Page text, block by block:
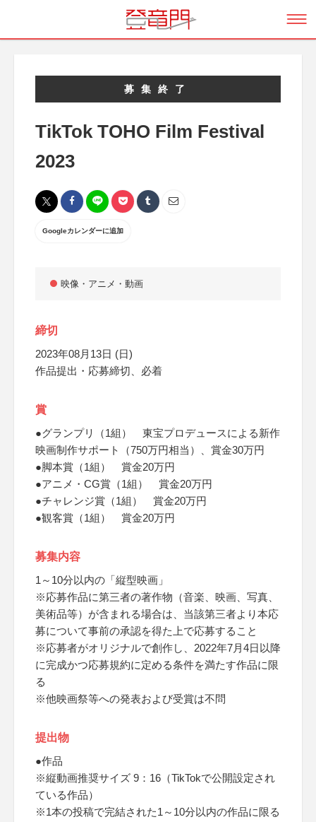
募集終了
TikTok TOHO Film Festival
2023
Googleカレンダーに追加
映像・アニメ・動画
締切
2023年08月13日 (日)
作品提出・応募締切、必着
賞
●グランプリ（1組） 東宝プロデュースによる新作
映画制作サポート（750万円相当）、賞金30万円
●脚本賞（1組） 賞金20万円
●アニメ・CG賞（1組） 賞金20万円
●チャレンジ賞（1組） 賞金20万円
●観客賞（1組） 賞金20万円
募集内容
1～10分以内の「縦型映画」
※応募作品に第三者の著作物（音楽、映画、写真、
美術品等）が含まれる場合は、当該第三者より本応
募について事前の承認を得た上で応募すること
※応募者がオリジナルで創作し、2022年7月4日以降
に完成かつ応募規約に定める条件を満たす作品に限
る
※他映画祭等への発表および受賞は不問
提出物
●作品
※縦動画推奨サイズ 9：16（TikTokで公開設定され
ている作品）
※1本の投稿で完結された1～10分以内の作品に限る